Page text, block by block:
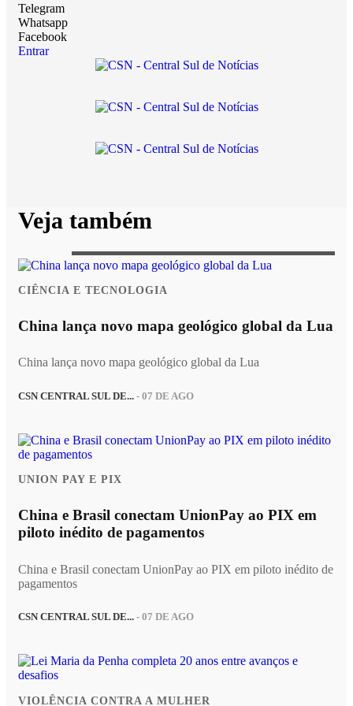
Telegram
Whatsapp
Facebook
Entrar
Veja também
CIÊNCIA E TECNOLOGIA
China lança novo mapa geológico global da Lua
China lança novo mapa geológico global da Lua
CSN CENTRAL SUL DE... - 07 DE AGO
UNION PAY E PIX
China e Brasil conectam UnionPay ao PIX em
piloto inédito de pagamentos
China e Brasil conectam UnionPay ao PIX em piloto inédito de
pagamentos
CSN CENTRAL SUL DE... - 07 DE AGO
VIOLÊNCIA CONTRA A MULHER